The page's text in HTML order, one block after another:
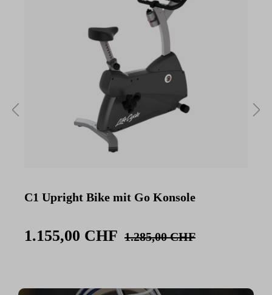
C1 Upright Bike mit Go Konsole
1.155,00 CHF 1.285,00 CHF